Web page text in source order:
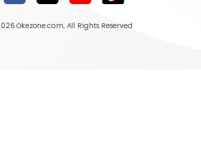
Okezone.com, All Rights Reserved